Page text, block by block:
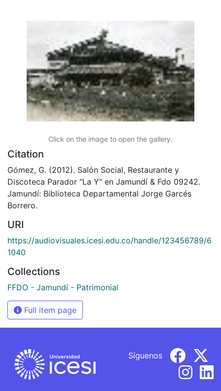
Click on the image to open the gallery.
Citation
Gómez, G. (2012). Salón Social, Restaurante y
Discoteca Parador "La Y" en Jamundí & Fdo 09242.
Jamundí: Biblioteca Departamental Jorge Garcés
Borrero.
URI
https://audiovisuales.icesi.edu.co/handle/123456789/6
1040
Collections
FFDO - Jamundí - Patrimonial
Full item page
Síguenos